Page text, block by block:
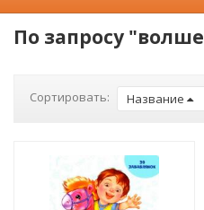
По запросу
Сортировать: Название